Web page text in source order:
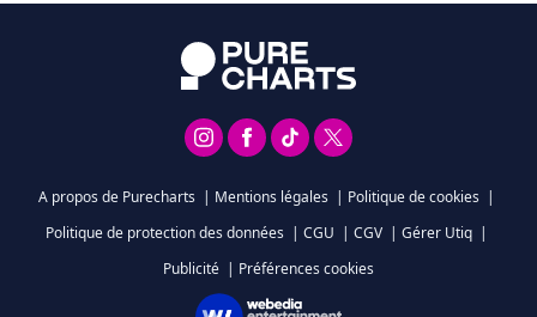
A propos de Purecharts | Mentions légales | Politique de cookies |
Politique de protection des données | CGU | CGV | Gérer Utiq |
Publicité | Préférences cookies